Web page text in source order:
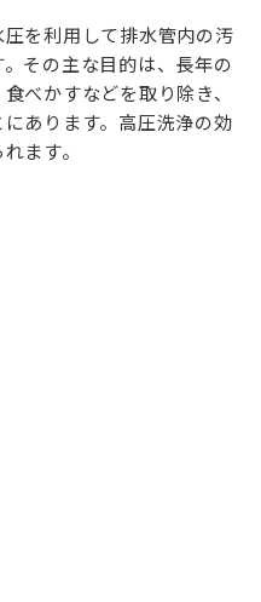
を利用して排水管内の汚
その主な目的は、長年の
べかすなどを取り除き、
あります。高圧洗浄の効
ます。